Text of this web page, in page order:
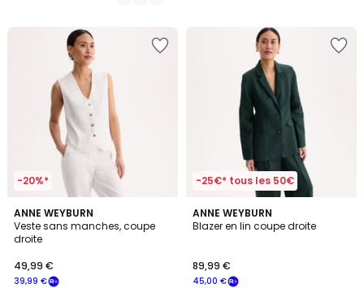
-20%*
ANNE WEYBURN
Veste sans manches, coupe
droite
39,99 €
49,99 €
4,7
/ 5
2
Couleurs
-25€* tous les 50€
ANNE WEYBURN
Blazer en lin coupe droite
45,00 €
89,99 €
2
/